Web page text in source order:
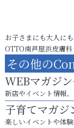
お子さまにも大人に
OTTO南芦屋浜皮膚科
その他の
WEBマガジ
新店やイベント情報
子育てマガ
楽しいイベントや体験